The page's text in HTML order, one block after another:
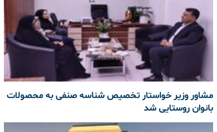
مشاور وزیر خواستار تخصیص شناسه صنفی به محصولات
بانوان روستایی شد